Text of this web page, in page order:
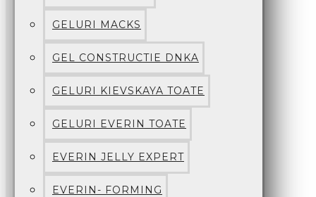
GELURI MACKS
GEL CONSTRUCTIE DNKA
GELURI KIEVSKAYA TOATE
GELURI EVERIN TOATE
EVERIN JELLY EXPERT
EVERIN- FORMING